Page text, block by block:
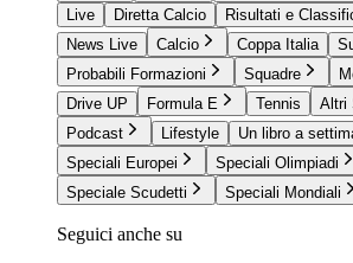
Live
Diretta Calcio
Risultati e
News Live
Calcio Coppa Italia
Probabili Formazioni
Squadre
Drive UP
Formula E Tennis Altri
Podcast
Lifestyle
Un libro a
Speciali Europei
Speciali Olimpiadi
Speciale Scudetti
Speciali Mondiali
Seguici anche su